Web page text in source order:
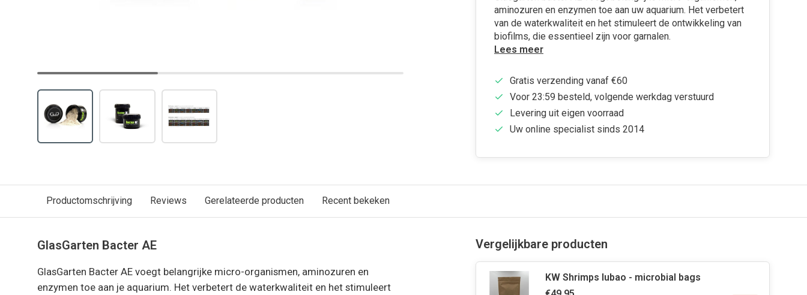
aminozuren en enzymen toe aan uw aquarium. Het verbetert
van de waterkwaliteit en het stimuleert de ontwikkeling van
biofilms, die essentieel zijn voor garnalen.
Lees meer
Gratis verzending vanaf €60
Voor 23:59 besteld, volgende werkdag verstuurd
Levering uit eigen voorraad
Uw online specialist sinds 2014
Productomschrijving Reviews Gerelateerde producten Recent bekeken
GlasGarten Bacter AE
GlasGarten Bacter AE voegt belangrijke micro-organismen, aminozuren en
enzymen toe aan je aquarium. Het verbetert de waterkwaliteit en het stimuleert
Vergelijkbare producten
KW Shrimps lubao - microbial bags